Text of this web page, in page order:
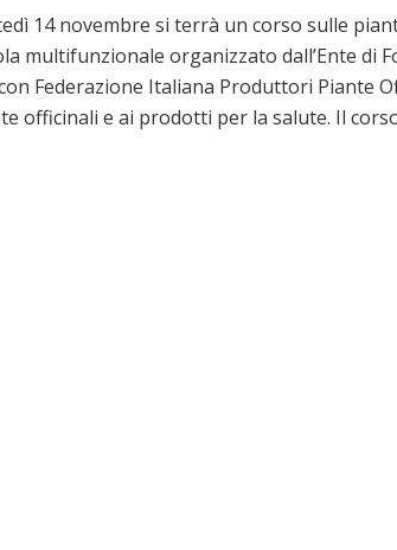
14 novembre si terrà un corso sulle
multifunzionale organizzato dall’Ente di
Federazione Italiana Produttori Piante
officinali e ai prodotti per la salute. Il